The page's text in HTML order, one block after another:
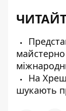
майстерно
На
шукають